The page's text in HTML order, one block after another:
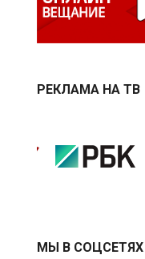
РЕКЛАМА НА ТВ
МЫ В СОЦСЕТЯХ